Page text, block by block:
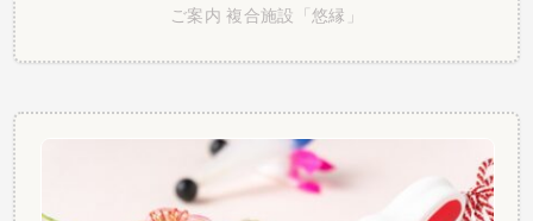
ご案内 複合施設「悠縁」